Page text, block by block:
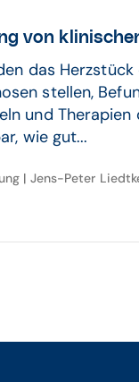
von
das Herzstück
stellen,
und
wie gut...
| Jens-Peter